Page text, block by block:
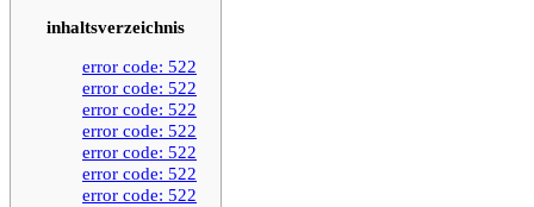
inhaltsverzeichnis
error code: 522
error code: 522
error code: 522
error code: 522
error code: 522
error code: 522
error code: 522